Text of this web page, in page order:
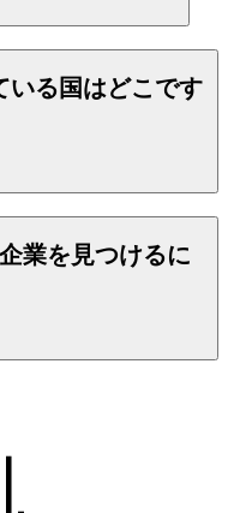
る国はどこです
業を見つけるに